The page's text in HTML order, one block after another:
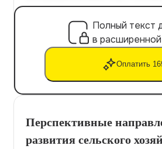
Полный текст
в
Оплатить
Перспективные
развития сельского